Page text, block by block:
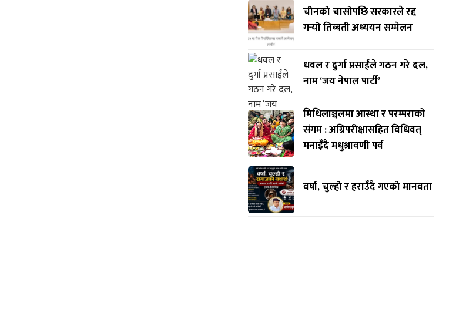
चीनको चासोपछि सरकारले रद्द
गर्‍यो तिब्बती अध्ययन सम्मेलन
धवल र दुर्गा प्रसाईंले गठन गरे दल,
नाम ‘जय नेपाल पार्टी’
मिथिलाञ्चलमा आस्था र परम्पराको
संगम : अग्निपरीक्षासहित विधिवत्
मनाइँदै मधुश्रावणी पर्व
वर्षा, चुल्हो र हराउँदै गएको मानवता